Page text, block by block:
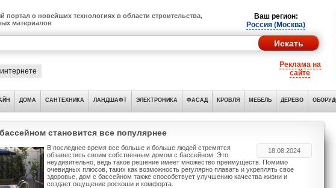
портал о новейших технологиях в области строительства,
материалов
Ваш регион:
Россия (Москва)
Реклама на
сайте
ДОМА САНТЕХНИКА ЛАНДШАФТ ЭЛЕКТРОНИКА ФАСАД КРОВЛЯ МЕБЕЛЬ ДЕРЕВО
становится все популярнее
18.08.2024
В последнее время все больше и больше людей стремятся
обзавестись своим собственным домом с бассейном. Это
неудивительно, ведь такое решение имеет множество преимуществ. Помимо
очевидных плюсов, таких как возможность регулярно плавать и укреплять свое
здоровье, дом с бассейном также способствует улучшению качества жизни и
создает ощущение роскоши и комфорта.